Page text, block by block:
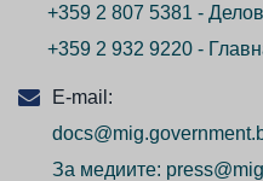
+359 2 807 5381 -
+359 2 932 9220 -
E-mail:
За медиите: